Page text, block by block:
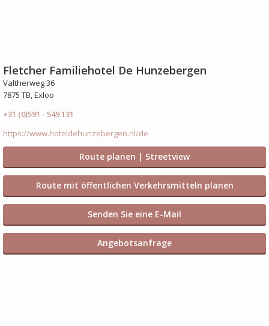
Fletcher Familiehotel De Hunzebergen
Valtherweg 36
7875 TB, Exloo
+31 (0)591 - 549 131
https://www.hoteldehunzebergen.nl/de
Route planen | Streetview
Route mit öffentlichen Verkehrsmitteln planen
Senden Sie eine E-Mail
Angebotsanfrage